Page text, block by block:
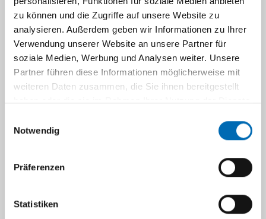
zu können und die Zugriffe auf unsere Website zu
analysieren. Außerdem geben wir Informationen zu Ihrer
Verwendung unserer Website an unsere Partner für
soziale Medien, Werbung und Analysen weiter. Unsere
Partner führen diese Informationen möglicherweise mit
weiteren Daten zusammen, die Sie ihnen bereitgestellt
haben oder die sie im Rahmen Ihrer Nutzung der Dienste
Notwendig
Präferenzen
Statistiken
Dr. med. Carsten Döing
Oberarzt, Lehrbeauftragter
FA für Kinder- u. Jugendmedizin, Kinder-
Endokrinologe und Diabetologe,
Diabetologe DDG, Päd.
Ernährungsmediziner (DGKJ)
Telefonzentrale)